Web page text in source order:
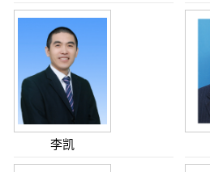
李凯